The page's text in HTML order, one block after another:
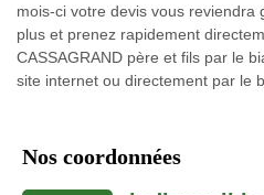
mois-ci votre devis vous reviendra
plus et prenez rapidement
CASSAGRAND père et fils par le
site internet ou directement par le
Nos coordonnées